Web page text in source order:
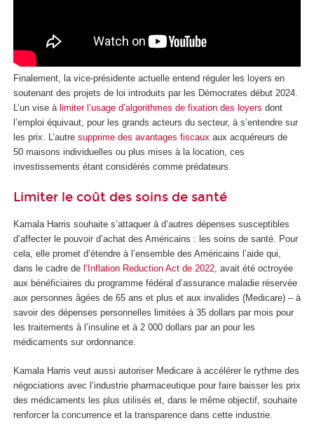
Finalement, la vice-présidente actuelle entend réguler les loyers en
soutenant des projets de loi introduits par les Démocrates début 2024.
L’un vise à limiter l’usage d’algorithmes de fixation des loyers dont
l’emploi équivaut, pour les grands acteurs du secteur, à s’entendre sur
les prix. L’autre supprime des avantages fiscaux aux acquéreurs de
50 maisons individuelles ou plus mises à la location, ces
investissements étant considérés comme prédateurs.
Limiter le coût des soins de santé
Kamala Harris souhaite s’attaquer à d’autres dépenses susceptibles
d’affecter le pouvoir d’achat des Américains : les soins de santé. Pour
cela, elle promet d’étendre à l’ensemble des Américains l’aide qui,
dans le cadre de l’Inflation Reduction Act de 2022, avait été octroyée
aux bénéficiaires du programme fédéral d’assurance maladie réservée
aux personnes âgées de 65 ans et plus et aux invalides (Medicare) – à
savoir des dépenses personnelles limitées à 35 dollars par mois pour
les traitements à l’insuline et à 2 000 dollars par an pour les
médicaments sur ordonnance.
Kamala Harris veut aussi autoriser Medicare à accélérer le rythme des
négociations avec l’industrie pharmaceutique pour faire baisser les prix
des médicaments les plus utilisés et, dans le même objectif, souhaite
renforcer la concurrence et la transparence dans cette industrie.